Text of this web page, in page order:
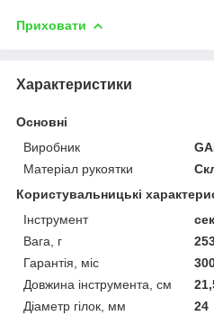
Приховати
Характеристики
Основні
Виробник
Матеріал рукоятки
Користувальницькі
Інструмент
Вага, г
Гарантія, міс
Довжина інструмента, см
Діаметр гілок, мм
24